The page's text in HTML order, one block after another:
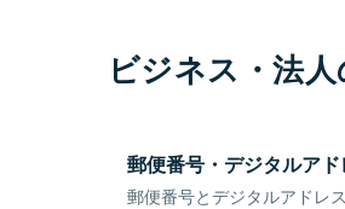
ビジネス・法
郵便番号・デジタルア
郵便番号とデジタルアドレ